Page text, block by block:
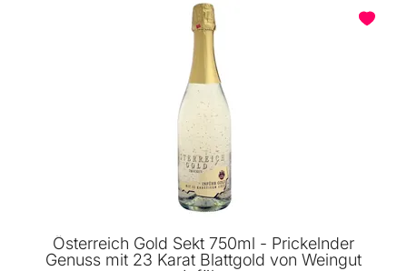
Österreich Gold Sekt 750ml - Prickelnder
Genuss mit 23 Karat Blattgold von Weingut